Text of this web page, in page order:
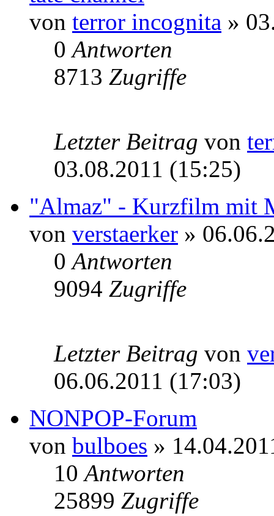
von terror incognita »
0Antworten
8713 Zugriffe
Letzter Beitrag von
03.08.2011 (15:25)
"Almaz" - Kurzfilm mit
von verstaerker »
0Antworten
9094 Zugriffe
Letzter Beitrag von
06.06.2011 (17:03)
NONPOP-Forum
von bulboes »
10Antworten
25899 Zugriffe